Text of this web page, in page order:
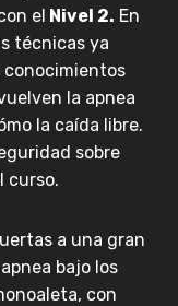
el Nivel 2. En
técnicas ya
la apnea
la caída libre.
sobre
curso.
a una gran
bajo los
con